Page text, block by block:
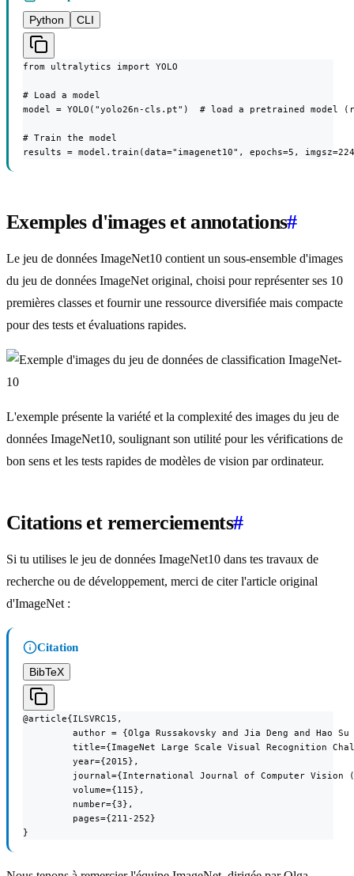
Python
CLI
from ultralytics import YOLO
# Load a model
model = YOLO("yolo26n-cls.pt")  # load a pretrained model
# Train the model
results = model.train(data="imagenet10", epochs=5,
Exemples d'images et annotations#
Le jeu de données ImageNet10 contient un sous-ensemble d'images
du jeu de données ImageNet original, choisi pour représenter ses 10
premières classes et fournir une ressource diversifiée mais compacte
pour des tests et évaluations rapides.
L'exemple présente la variété et la complexité des images du jeu de
données ImageNet10, soulignant son utilité pour les vérifications de
bon sens et les tests rapides de modèles de vision par ordinateur.
Citations et remerciements#
Si tu utilises le jeu de données ImageNet10 dans tes travaux de
recherche ou de développement, merci de citer l'article original
d'ImageNet :
Citation
BibTeX
@article{ILSVRC15,
author = {Olga Russakovsky and Jia Deng and Hao
title={ImageNet Large Scale Visual Recognition
         year={2015},
journal={International Journal of Computer Vision
         volume={115},
         number={3},
         pages={211-252}
}